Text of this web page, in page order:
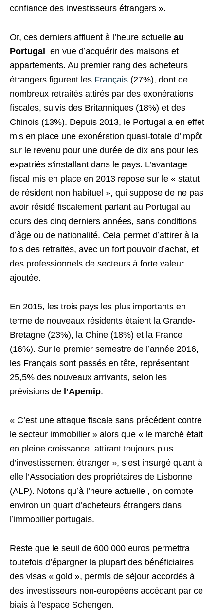
confiance des investisseurs étrangers ».
Or, ces derniers affluent à l’heure actuelle au
Portugal en vue d’acquérir des maisons et
appartements. Au premier rang des acheteurs
étrangers figurent les Français (27%), dont de
nombreux retraités attirés par des exonérations
fiscales, suivis des Britanniques (18%) et des
Chinois (13%). Depuis 2013, le Portugal a en effet
mis en place une exonération quasi-totale d’impôt
sur le revenu pour une durée de dix ans pour les
expatriés s’installant dans le pays. L’avantage
fiscal mis en place en 2013 repose sur le « statut
de résident non habituel », qui suppose de ne pas
avoir résidé fiscalement parlant au Portugal au
cours des cinq derniers années, sans conditions
d’âge ou de nationalité. Cela permet d’attirer à la
fois des retraités, avec un fort pouvoir d’achat, et
des professionnels de secteurs à forte valeur
ajoutée.
En 2015, les trois pays les plus importants en
terme de nouveaux résidents étaient la Grande-
Bretagne (23%), la Chine (18%) et la France
(16%). Sur le premier semestre de l’année 2016,
les Français sont passés en tête, représentant
25,5% des nouveaux arrivants, selon les
prévisions de l’Apemip.
« C’est une attaque fiscale sans précédent contre
le secteur immobilier » alors que « le marché était
en pleine croissance, attirant toujours plus
d’investissement étranger », s’est insurgé quant à
elle l’Association des propriétaires de Lisbonne
(ALP). Notons qu’à l’heure actuelle , on compte
environ un quart d’acheteurs étrangers dans
l’immobilier portugais.
Reste que le seuil de 600 000 euros permettra
toutefois d’épargner la plupart des bénéficiaires
des visas « gold », permis de séjour accordés à
des investisseurs non-européens accédant par ce
biais à l’espace Schengen.